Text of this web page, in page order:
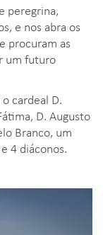
peregrina,
e nos abra os
procuram as
um futuro
cardeal D.
D. Augusto
Branco, um
4 diáconos.